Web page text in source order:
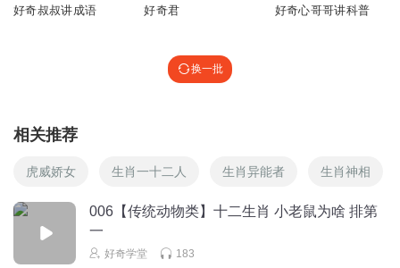
好奇叔叔讲成语 好奇君 好奇心哥哥讲科普
换一批
相关推荐
虎威娇女 生肖一十二人 生肖异能者 生肖神相
006【传统动物类】十二生肖 小老鼠为啥 排第
一
好奇学堂 183